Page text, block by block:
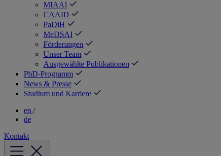
MIAAI
CAAID
PaDiH
MeDSAI
Förderungen
Unser Team
Ausgewählte Publikationen
PhD-Programm
News & Presse
Studium und Karriere
en /
de
Kontakt